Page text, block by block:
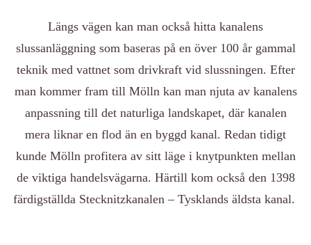
Längs vägen kan man också hitta kanalens
slussanläggning som baseras på en över 100 år gammal
teknik med vattnet som drivkraft vid slussningen. Efter
man kommer fram till Mölln kan man njuta av kanalens
anpassning till det naturliga landskapet, där kanalen
mera liknar en flod än en byggd kanal. Redan tidigt
kunde Mölln profitera av sitt läge i knytpunkten mellan
de viktiga handelsvägarna. Härtill kom också den 1398
färdigställda Stecknitzkanalen – Tysklands äldsta kanal.